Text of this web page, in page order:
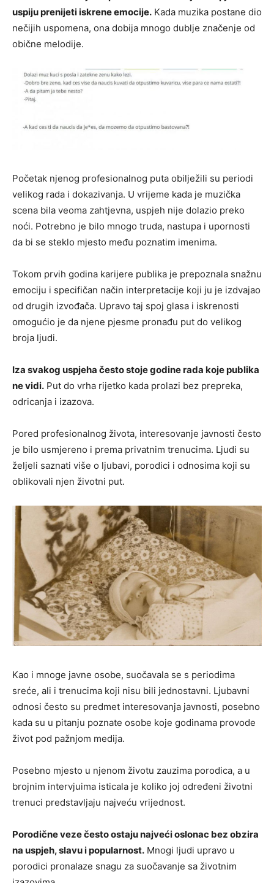
uspiju prenijeti iskrene emocije. Kada muzika postane dio
nečijih uspomena, ona dobija mnogo dublje značenje od
obične melodije.
Početak njenog profesionalnog puta obilježili su periodi
velikog rada i dokazivanja. U vrijeme kada je muzička
scena bila veoma zahtjevna, uspjeh nije dolazio preko
noći. Potrebno je bilo mnogo truda, nastupa i upornosti
da bi se steklo mjesto među poznatim imenima.
Tokom prvih godina karijere publika je prepoznala snažnu
emociju i specifičan način interpretacije koji ju je izdvajao
od drugih izvođača. Upravo taj spoj glasa i iskrenosti
omogućio je da njene pjesme pronađu put do velikog
broja ljudi.
Iza svakog uspjeha često stoje godine rada koje publika
ne vidi. Put do vrha rijetko kada prolazi bez prepreka,
odricanja i izazova.
Pored profesionalnog života, interesovanje javnosti često
je bilo usmjereno i prema privatnim trenucima. Ljudi su
željeli saznati više o ljubavi, porodici i odnosima koji su
oblikovali njen životni put.
Kao i mnoge javne osobe, suočavala se s periodima
sreće, ali i trenucima koji nisu bili jednostavni. Ljubavni
odnosi često su predmet interesovanja javnosti, posebno
kada su u pitanju poznate osobe koje godinama provode
život pod pažnjom medija.
Posebno mjesto u njenom životu zauzima porodica, a u
brojnim intervjuima isticala je koliko joj određeni životni
trenuci predstavljaju najveću vrijednost.
Porodične veze često ostaju najveći oslonac bez obzira
na uspjeh, slavu i popularnost. Mnogi ljudi upravo u
porodici pronalaze snagu za suočavanje sa životnim